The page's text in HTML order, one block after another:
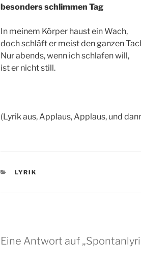
besonders schlimmen Tag
In meinem Körper haust ein Wach,
doch schläft er meist den ganzen
Nur abends, wenn ich schlafen will,
ist er nicht still.
(Lyrik aus, Applaus, Applaus, und
KATEGORIEN
LYRIK
Eine Antwort auf